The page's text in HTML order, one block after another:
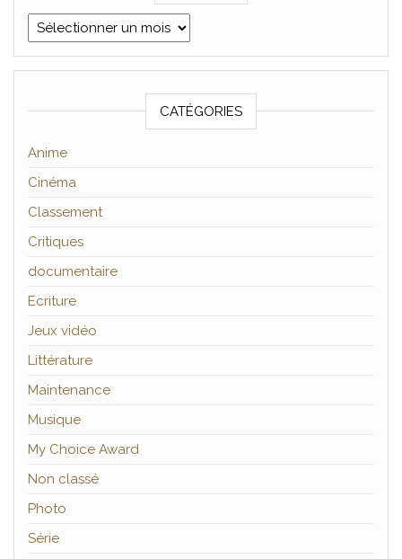
Archives
CATÉGORIES
Anime
Cinéma
Classement
Critiques
documentaire
Ecriture
Jeux vidéo
Littérature
Maintenance
Musique
My Choice Award
Non classé
Photo
Série